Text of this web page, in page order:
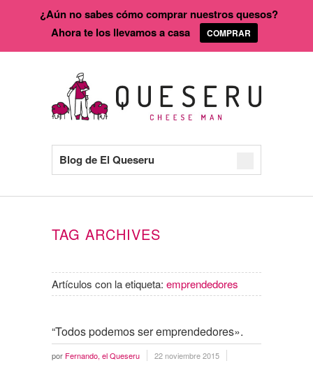
Blog de El Queseru
TAG ARCHIVES
Artículos con la etiqueta: emprendedores
“Todos podemos ser emprendedores».
por Fernando, el Queseru
22 noviembre 2015
¿Aún no sabes cómo comprar nuestros quesos?
Ahora te los llevamos a casa
COMPRAR